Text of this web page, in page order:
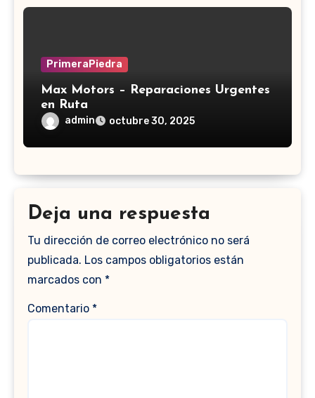
PrimeraPiedra
Max Motors – Reparaciones Urgentes
en Ruta
admin octubre 30, 2025
Deja una respuesta
Tu dirección de correo electrónico no será
publicada. Los campos obligatorios están
marcados con *
Comentario *